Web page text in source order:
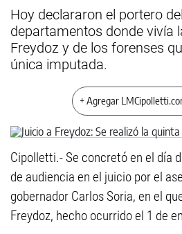
Hoy declararon el portero
departamentos donde vivía
Freydoz y de los forenses
única imputada.
+ Agregar
Cipolletti.- Se concretó en el día
de audiencia en el juicio por el
gobernador Carlos Soria, en el
Freydoz, hecho ocurrido el 1 de